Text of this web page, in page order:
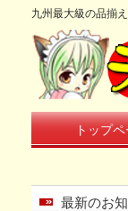
九州最大級の品揃
トップ
最新のお